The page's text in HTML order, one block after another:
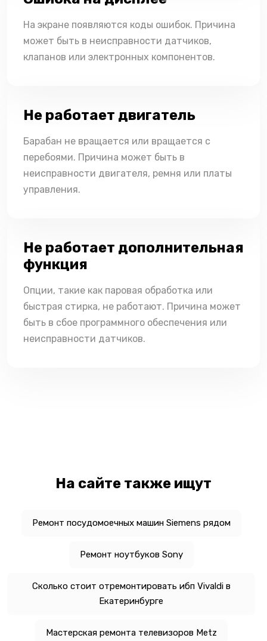
На экране появляются коды ошибок. Причина
может быть в неисправности датчиков,
клапанов или электронных компонентов.
Не работает двигатель
Барабан не вращается или вращается с
перебоями. Причина может быть в
неисправности двигателя, ремня или платы
управления.
Не работает дополнительная
функция
Опции, такие как паровая обработка или
быстрая стирка, не работают. Причина может
быть в сбое программного обеспечения или
неисправности датчиков.
На сайте также ищут
Ремонт посудомоечных машин Siemens рядом
Ремонт ноутбуков Sony
Сколько стоит отремонтировать ибп Vivaldi в
Екатеринбурге
Мастерская ремонта телевизоров Metz